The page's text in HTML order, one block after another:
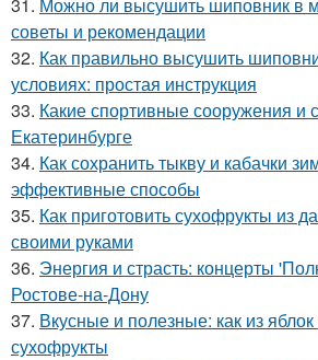
31. Можно ли высушить шиповник в
советы и рекомендации
32. Как правильно высушить
условиях: простая инструкция
33. Какие спортивные сооружения и
Екатеринбурге
34. Как сохранить тыкву и кабачки
эффективные способы
35. Как приготовить сухофрукты из
своими руками
36. Энергия и страсть: концерты
Ростове-на-Дону
37. Вкусные и полезные: как из яблок
сухофрукты